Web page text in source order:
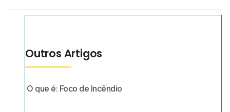
Outros Artigos
O que é: Foco de Incêndio